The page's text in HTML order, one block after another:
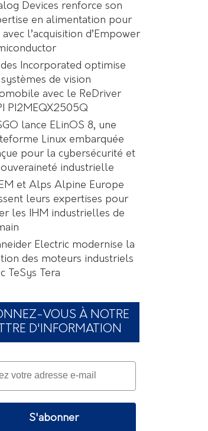
Devices renforce son
en alimentation pour
avec l’acquisition d’Empower
Incorporated optimise
de vision
avec le ReDriver
PI2MEQX2505Q
lance ELinOS 8, une
Linux embarquée
pour la cybersécurité et
industrielle
et Alps Alpine Europe
leurs expertises pour
les IHM industrielles de
Electric modernise la
des moteurs industriels
TeSys Tera
VOUS À NOTRE
D'INFORMATION
S'abonner